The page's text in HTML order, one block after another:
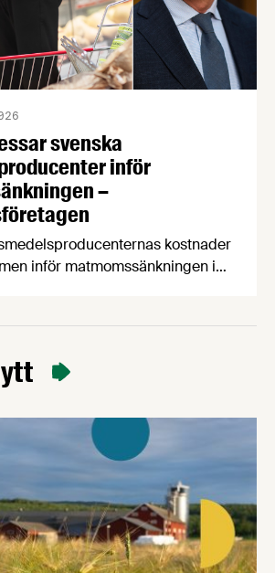
svenska
inför
–
kostnader
inför matmomssänkningen i
de viktigaste
och lågprisfaktorn
konjunkturbrev för Q4